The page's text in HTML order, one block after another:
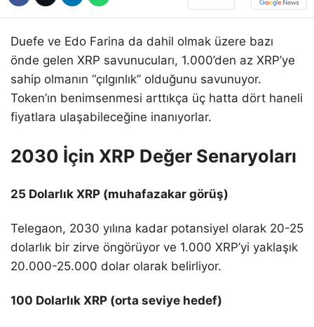
Duefe ve Edo Farina da dahil olmak üzere bazı
önde gelen XRP savunucuları, 1.000’den az XRP’ye
sahip olmanın “çılgınlık” olduğunu savunuyor.
Token’ın benimsenmesi arttıkça üç hatta dört haneli
fiyatlara ulaşabileceğine inanıyorlar.
2030 İçin XRP Değer Senaryoları
25 Dolarlık XRP (muhafazakar görüş)
Telegaon, 2030 yılına kadar potansiyel olarak 20-25
dolarlık bir zirve öngörüyor ve 1.000 XRP’yi yaklaşık
20.000-25.000 dolar olarak belirliyor.
100 Dolarlık XRP (orta seviye hedef)